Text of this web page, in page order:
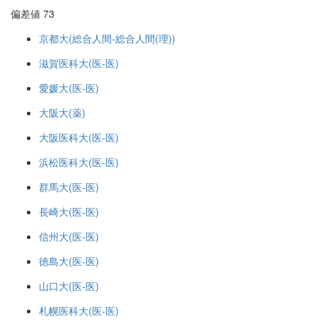
偏差値 73
京都大(総合人間-総合人間(理))
滋賀医科大(医-医)
愛媛大(医-医)
大阪大(薬)
大阪医科大(医-医)
浜松医科大(医-医)
群馬大(医-医)
長崎大(医-医)
信州大(医-医)
徳島大(医-医)
山口大(医-医)
札幌医科大(医-医)